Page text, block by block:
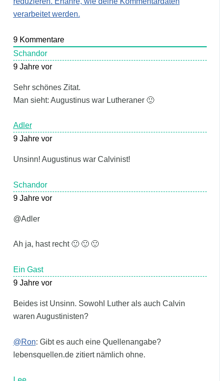
verarbeitet werden.
9Kommentare
Schandor
9 Jahre vor
Sehr schönes Zitat.
Man sieht: Augustinus war Lutheraner 🙂
Adler
9 Jahre vor
Unsinn! Augustinus war Calvinist!
Schandor
9 Jahre vor
@Adler
Ah ja, hast recht 🙂 🙂 🙂
Ein Gast
9 Jahre vor
Beides ist Unsinn. Sowohl Luther als auch Calvin
waren Augustinisten?
@Ron: Gibt es auch eine Quellenangabe?
lebensquellen.de zitiert nämlich ohne.